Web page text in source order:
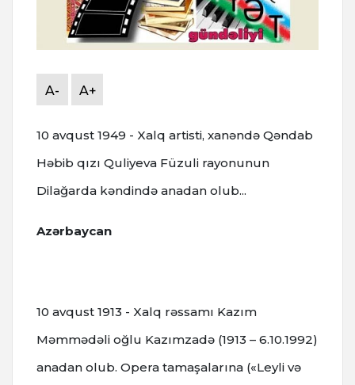
A- A+
10 avqust 1949 - Xalq artisti, xanəndə Qəndab
Həbib qızı Quliyeva Füzuli rayonunun
Dilağarda kəndində anadan olub...
Azərbaycan
10 avqust 1913 - Xalq rəssamı Kazım
Məmmədəli oğlu Kazımzadə (1913 – 6.10.1992)
anadan olub. Opera tamaşalarına («Leyli və